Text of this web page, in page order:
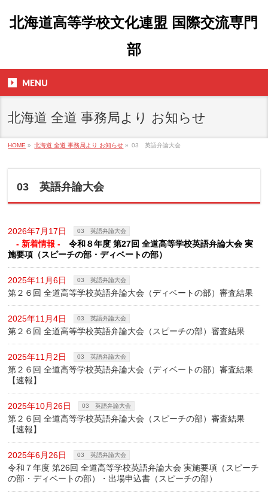
北海道高等学校文化連盟 国際交流専門
部
MENU
北海道 全道 事務局より お知らせ
HOME » 北海道 全道 事務局より お知らせ » 03 英語弁論大会
03 英語弁論大会
2026年7月17日 03 英語弁論大会
- 新着情報 -令和８年度 第27回 全道高等学校英語弁論大会 実
施要項（スピーチの部・ディベートの部）
2025年11月6日 03 英語弁論大会
第２６回 全道高等学校英語弁論大会（ディベートの部）審査結果
2025年11月4日 03 英語弁論大会
第２６回 全道高等学校英語弁論大会（スピーチの部）審査結果
2025年11月2日 03 英語弁論大会
第２６回 全道高等学校英語弁論大会（ディベートの部）審査結果
【速報】
2025年10月26日 03 英語弁論大会
第２６回 全道高等学校英語弁論大会（スピーチの部）審査結果
【速報】
2025年6月26日 03 英語弁論大会
令和７年度 第26回 全道高等学校英語弁論大会 実施要項（スピーチ
の部・ディベートの部）・出場申込書（スピーチの部）